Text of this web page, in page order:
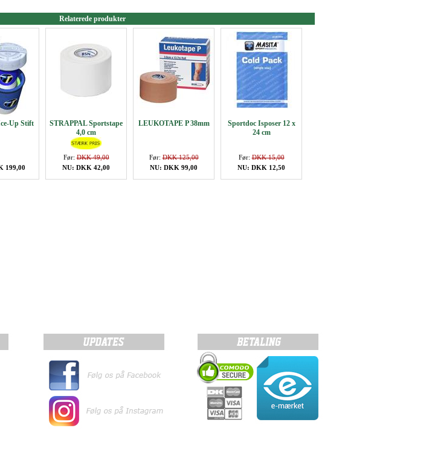
Relaterede produkter
Up Stift
199,00
STRAPPAL Sportstape
4,0 cm
Før:DKK 49,00
NU: DKK 42,00
LEUKOTAPE P 38mm
Før:DKK 125,00
NU: DKK 99,00
Sportdoc Isposer 12 x
24 cm
Før:DKK 15,00
NU: DKK 12,50